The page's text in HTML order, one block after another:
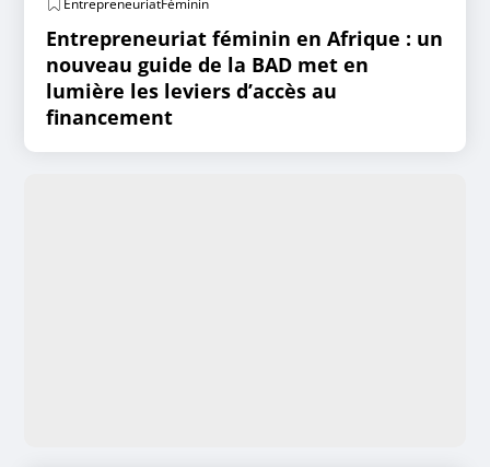
Entrepreneuriat féminin en Afrique : un
nouveau guide de la BAD met en
lumière les leviers d’accès au
financement